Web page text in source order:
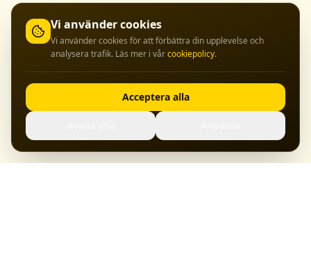
Vi använder cookies
Vi använder cookies för att förbättra din upplevelse och
analysera trafik. Läs mer i vårcookiepolicy.
Acceptera alla